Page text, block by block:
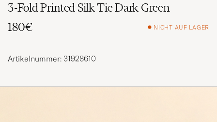
3-Fold Printed Silk Tie Dark Green
180€
NICHT AUF LAGER
Artikelnummer: 31928610